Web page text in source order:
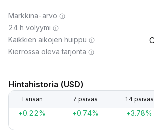
Markkina-arvo
24 h volyymi
Kaikkien aikojen huippu
Kierrossa oleva tarjonta
Hintahistoria (USD)
Tänään 7 päivää 14 päivää
+0.22% +0.74% +3.78%